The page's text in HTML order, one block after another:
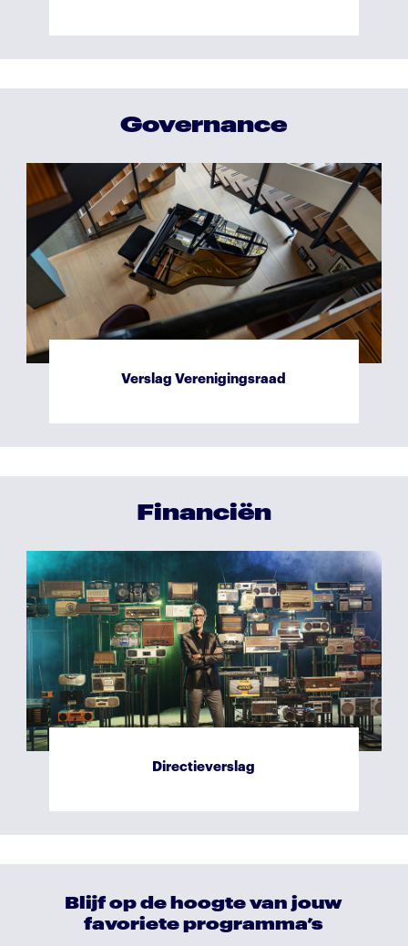
Governance
Verslag Verenigingsraad
Verslag Raad van Toezicht
Financiën
Directieverslag
Exploitatierekening
Blijf op de hoogte van jouw
favoriete programma’s